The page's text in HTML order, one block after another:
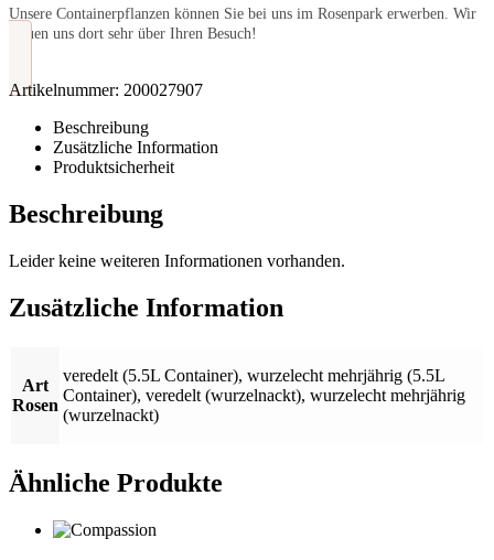
Unsere Containerpflanzen können Sie bei uns im Rosenpark erwerben. Wir
freuen uns dort sehr über Ihren Besuch!
Artikelnummer: 200027907
Beschreibung
Zusätzliche Information
Produktsicherheit
Beschreibung
Leider keine weiteren Informationen vorhanden.
Zusätzliche Information
Art
Rosen
veredelt (5.5L Container), wurzelecht mehrjährig (5.5L
Container), veredelt (wurzelnackt), wurzelecht mehrjährig
(wurzelnackt)
Ähnliche Produkte